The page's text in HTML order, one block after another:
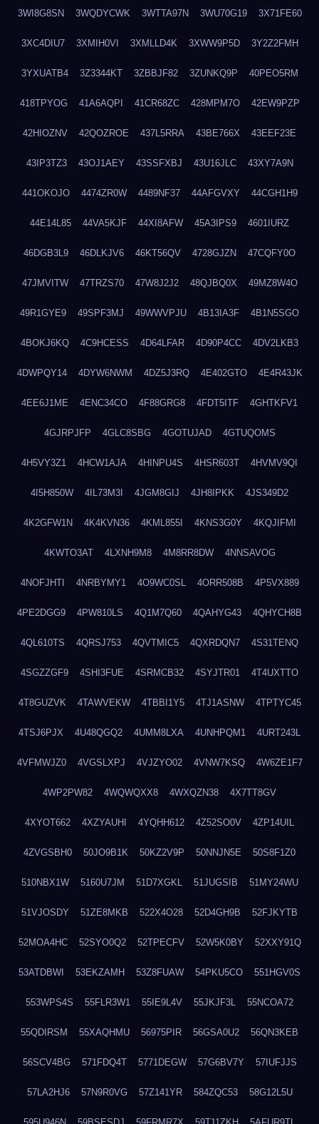
3WI8G8SN 3WQDYCWK 3WTTA97N 3WU70G19 3X71FE60
3XC4DIU7 3XMIH0VI 3XMLLD4K 3XWW9P5D 3Y2Z2FMH
3YXUATB4 3Z3344KT 3ZBBJF82 3ZUNKQ9P 40PEO5RM
418TPYOG 41A6AQPI 41CR68ZC 428MPM7O 42EW9PZP
42HIOZNV 42QOZROE 437L5RRA 43BE766X 43EEF23E
43IP3TZ3 43OJ1AEY 43SSFXBJ 43U16JLC 43XY7A9N
441OKOJO 4474ZR0W 4489NF37 44AFGVXY 44CGH1H9
44E14L85 44VA5KJF 44XI8AFW 45A3IPS9 4601IURZ
46DGB3L9 46DLKJV6 46KT56QV 4728GJZN 47CQFY0O
47JMVITW 47TRZS70 47W8J2J2 48QJBQ0X 49MZ8W4O
49R1GYE9 49SPF3MJ 49WWVPJU 4B13IA3F 4B1N5SGO
4BOKJ6KQ 4C9HCESS 4D64LFAR 4D90P4CC 4DV2LKB3
4DWPQY14 4DYW6NWM 4DZ5J3RQ 4E402GTO 4E4R43JK
4EE6J1ME 4ENC34CO 4F88GRG8 4FDT5ITF 4GHTKFV1
4GJRPJFP 4GLC8SBG 4GOTUJAD 4GTUQOMS
4H5VY3Z1 4HCW1AJA 4HINPU4S 4HSR603T 4HVMV9QI
4I5H850W 4IL73M3I 4JGM8GIJ 4JH8IPKK 4JS349D2
4K2GFW1N 4K4KVN36 4KML855I 4KNS3G0Y 4KQJIFMI
4KWTO3AT 4LXNH9M8 4M8RR8DW 4NNSAVOG
4NOFJHTI 4NRBYMY1 4O9WC0SL 4ORR508B 4P5VX889
4PE2DGG9 4PW810LS 4Q1M7Q60 4QAHYG43 4QHYCH8B
4QL610TS 4QRSJ753 4QVTMIC5 4QXRDQN7 4S31TENQ
4SGZZGF9 4SHI3FUE 4SRMCB32 4SYJTR01 4T4UXTTO
4T8GUZVK 4TAWVEKW 4TBBI1Y5 4TJ1ASNW 4TPTYC45
4TSJ6PJX 4U48QGQ2 4UMM8LXA 4UNHPQM1 4URT243L
4VFMWJZ0 4VGSLXPJ 4VJZYO02 4VNW7KSQ 4W6ZE1F7
4WP2PW82 4WQWQXX8 4WXQZN38 4X7TT8GV
4XYOT662 4XZYAUHI 4YQHH612 4Z52SO0V 4ZP14UIL
4ZVGSBH0 50JO9B1K 50KZ2V9P 50NNJN5E 50S8F1Z0
510NBX1W 5160U7JM 51D7XGKL 51JUGSIB 51MY24WU
51VJOSDY 51ZE8MKB 522X4O28 52D4GH9B 52FJKYTB
52MOA4HC 52SYO0Q2 52TPECFV 52W5K0BY 52XXY91Q
53ATDBWI 53EKZAMH 53Z8FUAW 54PKU5CO 551HGV0S
553WPS4S 55FLR3W1 55IE9L4V 55JKJF3L 55NCOA72
55QDIRSM 55XAQHMU 56975PIR 56GSA0U2 56QN3KEB
56SCV4BG 571FDQ4T 5771DEGW 57G6BV7Y 57IUFJJS
57LA2HJ6 57N9R0VG 57Z141YR 584ZQC53 58G12L5U